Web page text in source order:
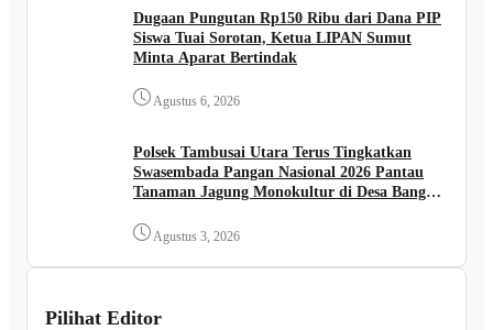
Dugaan Pungutan Rp150 Ribu dari Dana PIP
Siswa Tuai Sorotan, Ketua LIPAN Sumut
Minta Aparat Bertindak
Agustus 6, 2026
Polsek Tambusai Utara Terus Tingkatkan
Swasembada Pangan Nasional 2026 Pantau
Tanaman Jagung Monokultur di Desa Bangun
Agustus 3, 2026
Pilihat Editor